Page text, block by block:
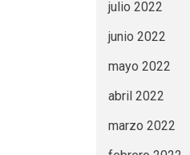
julio 2022
junio 2022
mayo 2022
abril 2022
marzo 2022